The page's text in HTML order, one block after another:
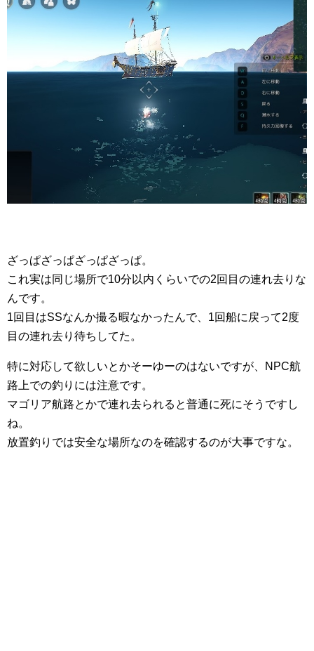
ざっぱざっぱざっぱざっぱ。
これ実は同じ場所で10分以内くらいでの2回目の連れ去りな
んです。
1回目はSSなんか撮る暇なかったんで、1回船に戻って2度
目の連れ去り待ちしてた。
特に対応して欲しいとかそーゆーのはないですが、NPC航
路上での釣りには注意です。
マゴリア航路とかで連れ去られると普通に死にそうですし
ね。
放置釣りでは安全な場所なのを確認するのが大事ですな。